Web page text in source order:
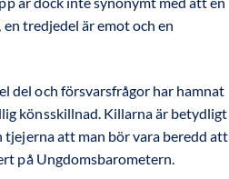
tredjedel är emot och en
del och försvarsfrågor har hamnat
könsskillnad. Killarna är betydligt
att man bör vara beredd att
på Ungdomsbarometern.